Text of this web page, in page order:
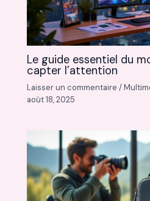
Le guide essentiel du
capter l’attention
Laisser un commentaire /
août 18, 2025